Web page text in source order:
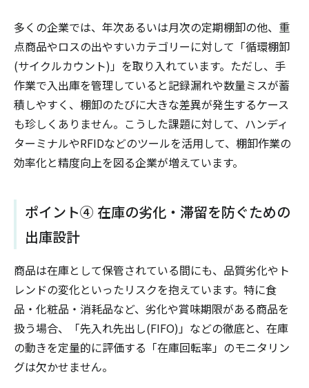
多くの企業では、年次あるいは月次の定期棚卸の他、重
点商品やロスの出やすいカテゴリーに対して「循環棚卸
(サイクルカウント)」を取り入れています。ただし、手
作業で入出庫を管理していると記録漏れや数量ミスが蓄
積しやすく、棚卸のたびに大きな差異が発生するケース
も珍しくありません。こうした課題に対して、ハンディ
ターミナルやRFIDなどのツールを活用して、棚卸作業の
効率化と精度向上を図る企業が増えています。
ポイント④ 在庫の劣化・滞留を防ぐための
出庫設計
商品は在庫として保管されている間にも、品質劣化やト
レンドの変化といったリスクを抱えています。特に食
品・化粧品・消耗品など、劣化や賞味期限がある商品を
扱う場合、「先入れ先出し(FIFO)」などの徹底と、在庫
の動きを定量的に評価する「在庫回転率」のモニタリン
グは欠かせません。